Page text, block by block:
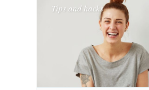
Tips and hacks